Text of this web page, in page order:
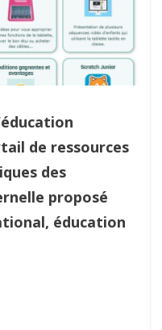
de ressources
des
proposé
éducation